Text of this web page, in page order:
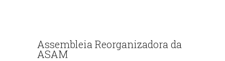
Assembleia Reorganizadora da
ASAM